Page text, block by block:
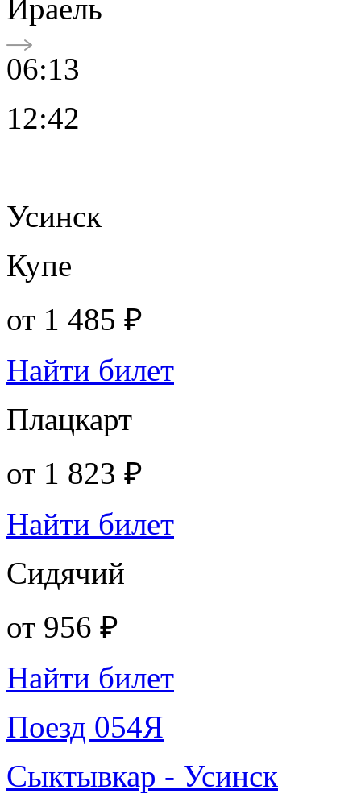
Ираель
06:13
12:42
Усинск
Купе
от 1 485 ₽
Найти билет
Плацкарт
от 1 823 ₽
Найти билет
Сидячий
от 956 ₽
Найти билет
Поезд 054Я
Сыктывкар - Усинск